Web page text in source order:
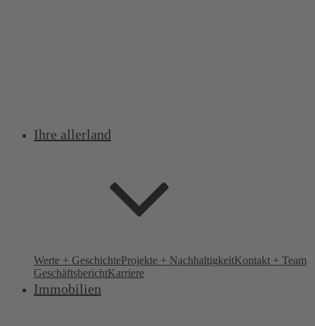
Ihre allerland
Werte + GeschichteProjekte + NachhaltigkeitKontakt + Team
GeschäftsberichtKarriere
Immobilien